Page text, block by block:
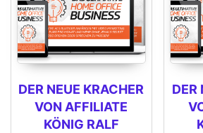
DER NEUE KRACHER
VON AFFILIATE
KÖNIG RALF
DER